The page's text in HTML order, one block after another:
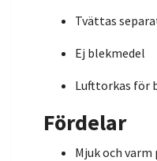
Tvättas
Ej blekmedel
Lufttorkas för
Fördelar
Mjuk och